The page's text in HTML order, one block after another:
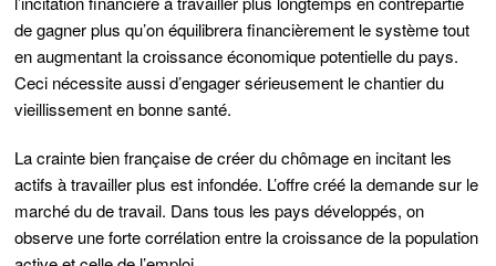
de gagner plus qu’on équilibrera financièrement le système tout
en augmentant la croissance économique potentielle du pays.
Ceci nécessite aussi d’engager sérieusement le chantier du
vieillissement en bonne santé.
La crainte bien française de créer du chômage en incitant les
actifs à travailler plus est infondée. L’offre créé la demande sur le
marché du de travail. Dans tous les pays développés, on
observe une forte corrélation entre la croissance de la population